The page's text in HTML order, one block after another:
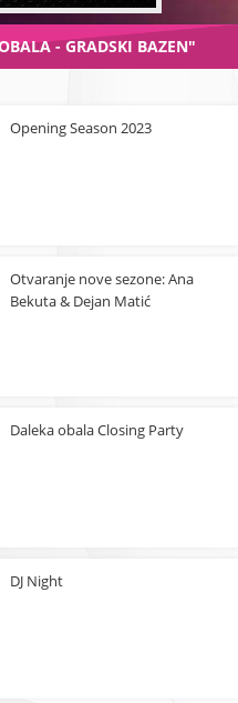
- GRADSKI BAZEN"
Opening Season 2023
Otvaranje nove sezone: Ana
Bekuta & Dejan Matić
Daleka obala Closing Party
DJ Night